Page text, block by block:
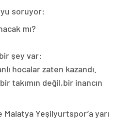
soruyor:
mı?
şey var:
hocalar zaten kazandı.
takımın değil,bir inancın
Yeşilyurtspor’a yarı